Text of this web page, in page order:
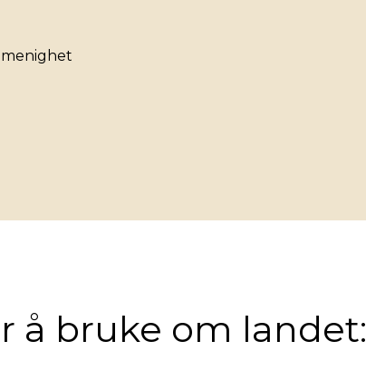
menighet
å bruke om landet: